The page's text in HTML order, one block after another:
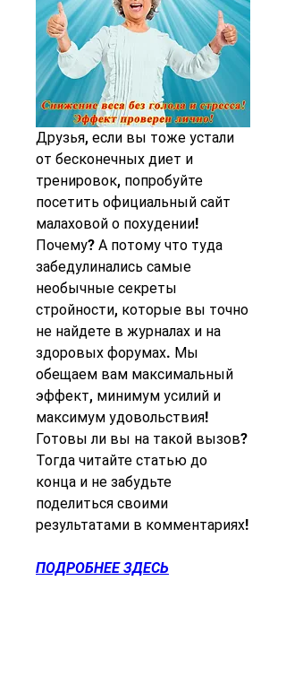
Друзья, если вы тоже устали
от бесконечных диет и
тренировок, попробуйте
посетить официальный сайт
малаховой о похудении!
Почему? А потому что туда
забедулинались самые
необычные секреты
стройности, которые вы точно
не найдете в журналах и на
здоровых форумах. Мы
обещаем вам максимальный
эффект, минимум усилий и
максимум удовольствия!
Готовы ли вы на такой вызов?
Тогда читайте статью до
конца и не забудьте
поделиться своими
результатами в комментариях!
ПОДРОБНЕЕ ЗДЕСЬ